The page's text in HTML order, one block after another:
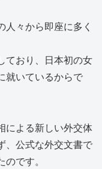
々から即座に多く
ており、日本初の女
就いているからで
による新しい外交体
、公式な外交文書で
です。